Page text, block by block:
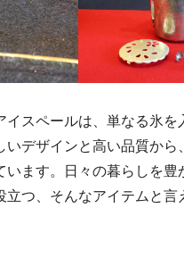
イスペールは、単なる氷を
いデザインと高い品質から
います。日々の暮らしを豊
立つ、そんなアイテムと言